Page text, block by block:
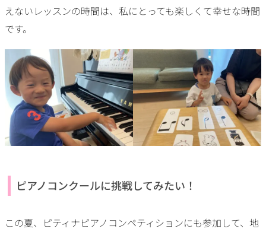
えないレッスンの時間は、私にとっても楽しくて幸せな時間
です。
ピアノコンクールに挑戦してみたい！
この夏、ピティナピアノコンペティションにも参加して、地